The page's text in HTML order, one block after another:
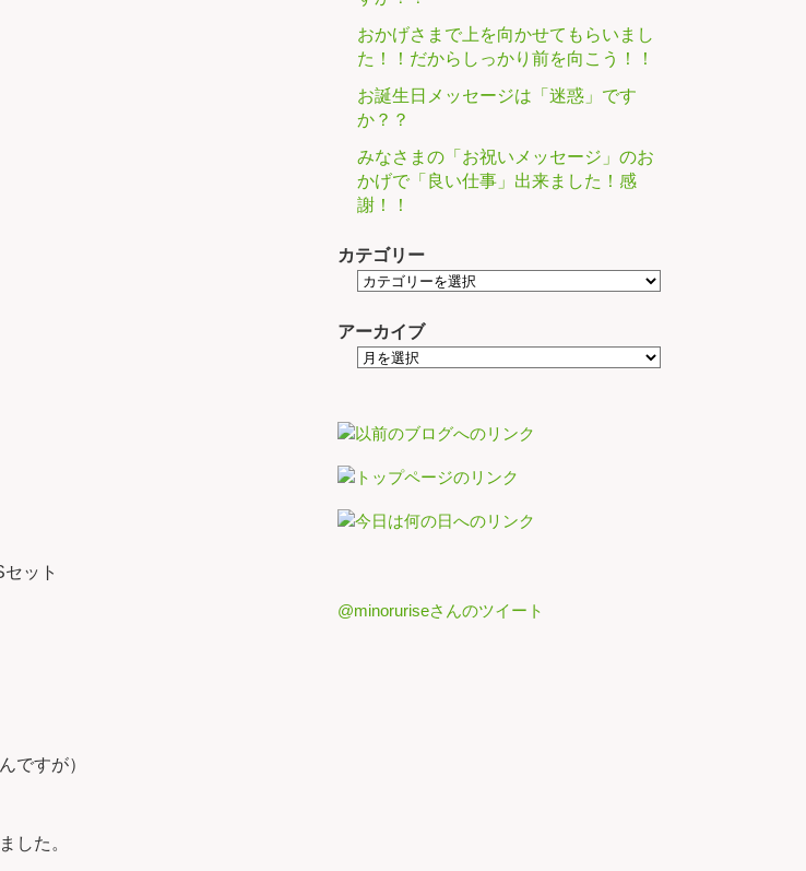
ですが）
した。
おかげさまで上を向かせてもらいまし
た！！だからしっかり前を向こう！！
お誕生日メッセージは「迷惑」です
か？？
みなさまの「お祝いメッセージ」のお
かげで「良い仕事」出来ました！感
謝！！
カテゴリー
アーカイブ
@minoruriseさんのツイート